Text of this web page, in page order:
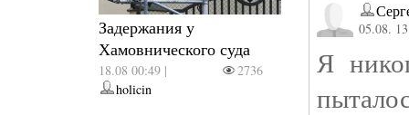
Задержания у
Хамовнического суда
18.08 00:49 |
2736
holicin
05.08.
Я